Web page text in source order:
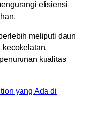
efisiensi
meliputi daun
kecokelatan,
kualitas
yang Ada di